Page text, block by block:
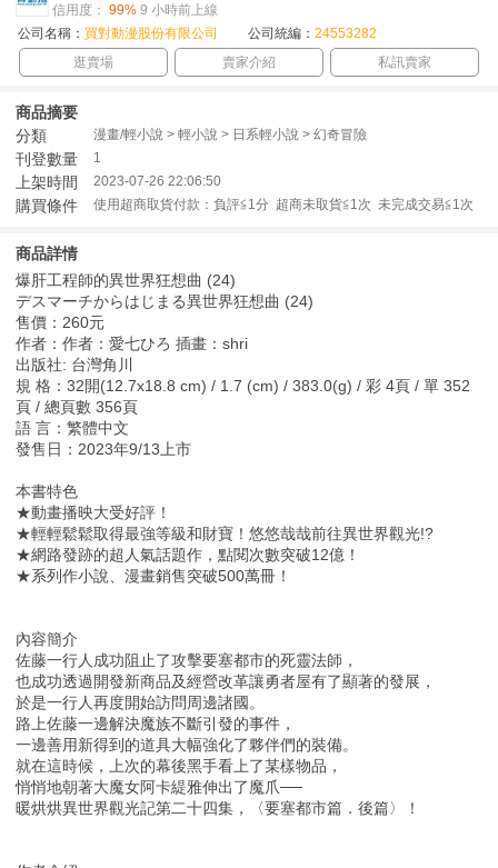
信用度： 99% 9 小時前上線
公司名稱： 買對動漫股份有限公司 公司統編： 24553282
逛賣場
賣家介紹 私訊賣家
商品摘要
分類
漫畫/輕小說 > 輕小說 > 日系輕小說 > 幻奇冒險
刊登數量 1
上架時間 2023-07-26 22:06:50
購買條件 使用超商取貨付款：負評≦1分 超商未取貨≦1次 未完成交易≦1次
商品詳情
爆肝工程師的異世界狂想曲 (24)
デスマーチからはじまる異世界狂想曲 (24)
售價：260元
作者：作者：愛七ひろ 插畫：shri
出版社: 台灣角川
規 格：32開(12.7x18.8 cm) / 1.7 (cm) / 383.0(g) / 彩 4頁 / 單 352
頁 / 總頁數 356頁
語 言：繁體中文
發售日：2023年9/13上市
本書特色
★動畫播映大受好評！
★輕輕鬆鬆取得最強等級和財寶！悠悠哉哉前往異世界觀光!?
★網路發跡的超人氣話題作，點閱次數突破12億！
★系列作小說、漫畫銷售突破500萬冊！
內容簡介
佐藤一行人成功阻止了攻擊要塞都市的死靈法師，
也成功透過開發新商品及經營改革讓勇者屋有了顯著的發展，
於是一行人再度開始訪問周邊諸國。
路上佐藤一邊解決魔族不斷引發的事件，
一邊善用新得到的道具大幅強化了夥伴們的裝備。
就在這時候，上次的幕後黑手看上了某樣物品，
悄悄地朝著大魔女阿卡緹雅伸出了魔爪──
暖烘烘異世界觀光記第二十四集，〈要塞都市篇．後篇〉！